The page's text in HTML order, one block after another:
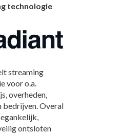
technologie
streaming
voor o.a.
overheden,
bedrijven. Overal
ontsloten